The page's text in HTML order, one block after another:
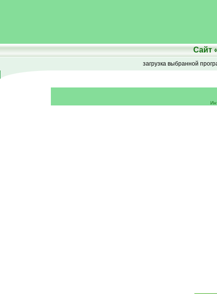
Сайт
загрузка выбранной